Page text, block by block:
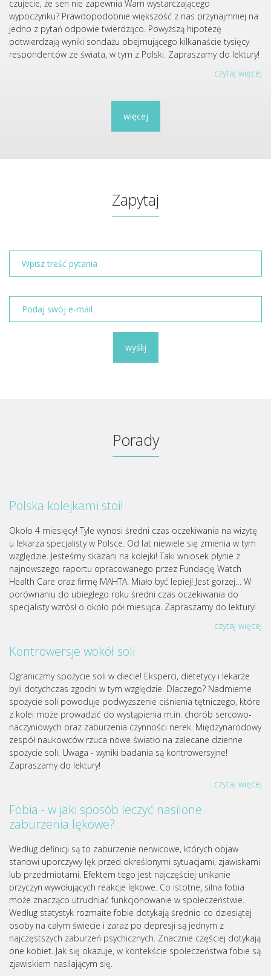
czujecie, że sen nie zapewnia Wam wystarczającego
wypoczynku? Prawdopodobnie większość z nas przynajmniej na
jedno z pytań odpowie twierdząco. Powyższą hipotezę
potwierdzają wyniki sondażu obejmującego kilkanaście tysięcy
respondentów ze świata, w tym z Polski. Zapraszamy do lektury!
czytaj więcej
więcej
Zapytaj
wyślij
Porady
Polska kolejkami stoi!
Około 4 miesięcy! Tyle wynosi średni czas oczekiwania na wizytę
u lekarza specjalisty w Polsce. Od lat niewiele się zmienia w tym
względzie. Jesteśmy skazani na kolejki! Taki wniosek płynie z
najnowszego raportu opracowanego przez Fundację Watch
Health Care oraz firmę MAHTA. Miało być lepiej! Jest gorzej… W
porównaniu do ubiegłego roku średni czas oczekiwania do
specjalisty wzrósł o około pół miesiąca. Zapraszamy do lektury!
czytaj więcej
Kontrowersje wokół soli
Ograniczmy spożycie soli w diecie! Eksperci, dietetycy i lekarze
byli dotychczas zgodni w tym względzie. Dlaczego? Nadmierne
spożycie soli powoduje podwyższenie ciśnienia tętniczego, które
z kolei może prowadzić do wystąpienia m.in. chorób sercowo-
naczyniowych oraz zaburzenia czynności nerek. Międzynarodowy
zespół naukowców rzuca nowe światło na zalecane dzienne
spożycie soli. Uwaga - wyniki badania są kontrowersyjne!
Zapraszamy do lektury!
czytaj więcej
Fobia - w jaki sposób leczyć nasilone
zaburzenia lękowe?
Według definicji są to zaburzenie nerwicowe, których objaw
stanowi uporczywy lęk przed określonymi sytuacjami, zjawiskami
lub przedmiotami. Efektem tego jest najczęściej unikanie
przyczyn wywołujących reakcje lękowe. Co istotne, silna fobia
może znacząco utrudniać funkcjonowanie w społeczeństwie.
Według statystyk rozmaite fobie dotykają średnio co dziesiątej
osoby na całym świecie i zaraz po depresji są jednym z
najczęstszych zaburzeń psychicznych. Znacznie częściej dotykają
one kobiet. Jak się okazuje, w kontekście społeczeństwa fobie są
zjawiskiem nasilającym się.